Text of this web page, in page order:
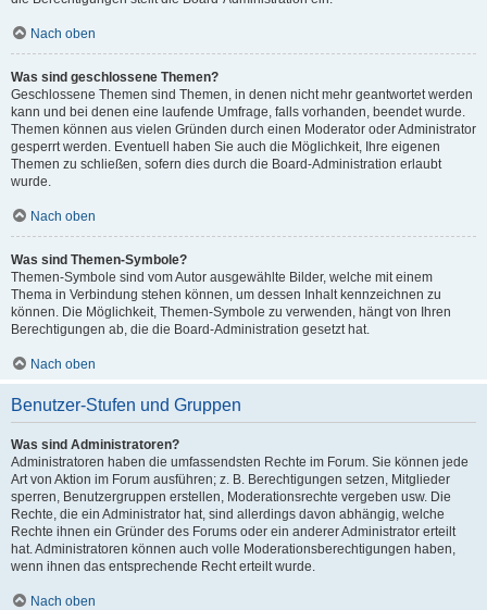
Nach oben
Was sind geschlossene Themen?
Geschlossene Themen sind Themen, in denen nicht mehr geantwortet werden
kann und bei denen eine laufende Umfrage, falls vorhanden, beendet wurde.
Themen können aus vielen Gründen durch einen Moderator oder Administrator
gesperrt werden. Eventuell haben Sie auch die Möglichkeit, Ihre eigenen
Themen zu schließen, sofern dies durch die Board-Administration erlaubt
wurde.
Nach oben
Was sind Themen-Symbole?
Themen-Symbole sind vom Autor ausgewählte Bilder, welche mit einem
Thema in Verbindung stehen können, um dessen Inhalt kennzeichnen zu
können. Die Möglichkeit, Themen-Symbole zu verwenden, hängt von Ihren
Berechtigungen ab, die die Board-Administration gesetzt hat.
Nach oben
Benutzer-Stufen und Gruppen
Was sind Administratoren?
Administratoren haben die umfassendsten Rechte im Forum. Sie können jede
Art von Aktion im Forum ausführen; z. B. Berechtigungen setzen, Mitglieder
sperren, Benutzergruppen erstellen, Moderationsrechte vergeben usw. Die
Rechte, die ein Administrator hat, sind allerdings davon abhängig, welche
Rechte ihnen ein Gründer des Forums oder ein anderer Administrator erteilt
hat. Administratoren können auch volle Moderationsberechtigungen haben,
wenn ihnen das entsprechende Recht erteilt wurde.
Nach oben